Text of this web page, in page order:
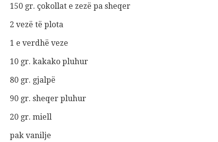
150 gr. çokollat e zezë pa sheqer
2 vezë të plota
1 e verdhë veze
10 gr. kakako pluhur
80 gr. gjalpë
90 gr. sheqer pluhur
20 gr. miell
pak vanilje